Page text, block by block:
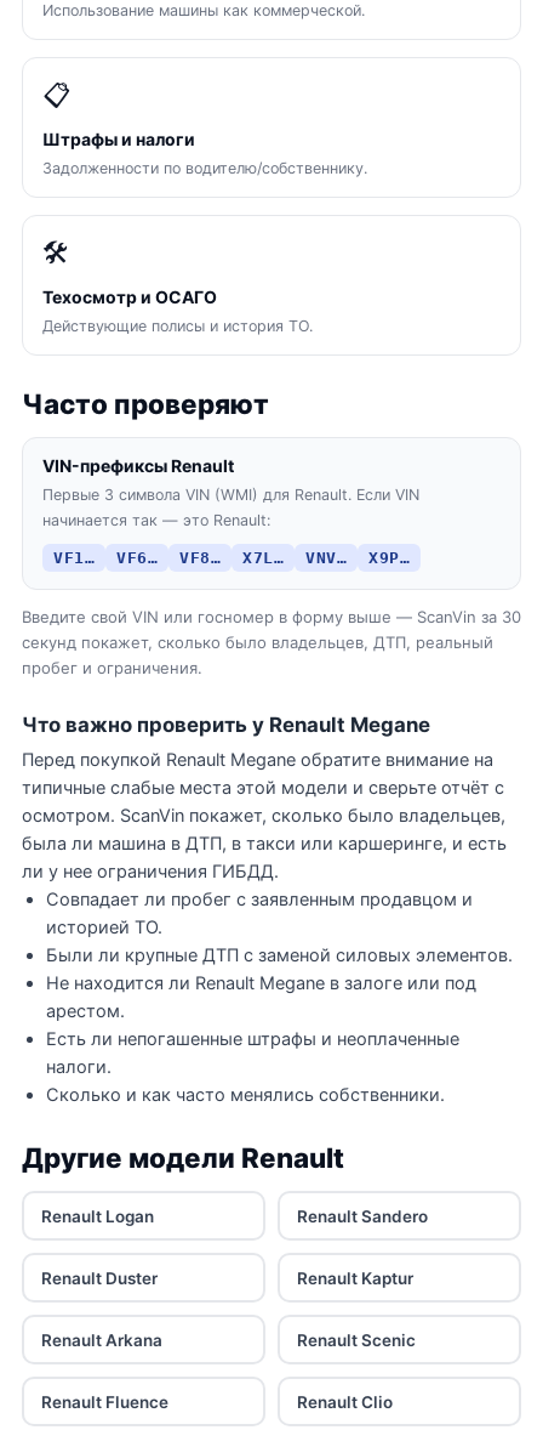
Использование машины как коммерческой.
📋
Штрафы и налоги
Задолженности по водителю/собственнику.
🛠
Техосмотр и ОСАГО
Действующие полисы и история ТО.
Часто проверяют
VIN-префиксы Renault
Первые 3 символа VIN (WMI) для Renault. Если VIN
начинается так — это Renault:
VF1… VF6… VF8… X7L… VNV… X9P…
Введите свой VIN или госномер в форму выше — ScanVin за 30
секунд покажет, сколько было владельцев, ДТП, реальный
пробег и ограничения.
Что важно проверить у Renault Megane
Перед покупкой Renault Megane обратите внимание на
типичные слабые места этой модели и сверьте отчёт с
осмотром. ScanVin покажет, сколько было владельцев,
была ли машина в ДТП, в такси или каршеринге, и есть
ли у нее ограничения ГИБДД.
Совпадает ли пробег с заявленным продавцом и
историей ТО.
Были ли крупные ДТП с заменой силовых элементов.
Не находится ли Renault Megane в залоге или под
арестом.
Есть ли непогашенные штрафы и неоплаченные
налоги.
Сколько и как часто менялись собственники.
Другие модели Renault
Renault Logan Renault Sandero
Renault Duster Renault Kaptur
Renault Arkana Renault Scenic
Renault Fluence Renault Clio